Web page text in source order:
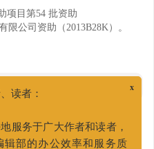
项目第54 批资助
限公司资助（2013B28K）。
能力比链状的高分子量聚合物
的方法，用苯乙烯、丙烯腈、
x
读者：
服务于广大作者和读者，